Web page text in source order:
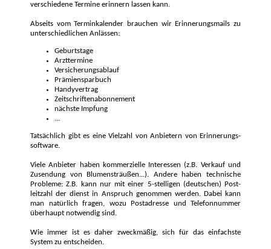
verschie­dene Ter­mine erinnern lassen kann.
Abseits vom Termin­kalender brauchen wir Er­innerungs­mails zu
unterschied­lichen An­lässen:
Geburtstage
Arzttermine
Versicherungsablauf
Prämiensparbuch
Handyvertrag
Zeitschriftenabonnement
nächste Impfung
...
Tatsächlich gibt es eine Viel­zahl von Anbie­tern von Erinnerungs­
software.
Viele Anbieter haben kommerzielle Inter­essen (z.B. Verkauf und
Zu­sendung von Blumen­sträußen...). Andere haben tech­nische
Pro­bleme: Z.B. kann nur mit einer 5-stelligen (deutschen) Post­
leitzahl der dienst in Anspruch ge­nommen werden. Dabei kann
man natür­lich fragen, wozu Post­adresse und Telefon­nummer
über­haupt not­wendig sind.
Wie immer ist es daher zweck­mäßig, sich für das ein­fachste
System zu ent­scheiden.